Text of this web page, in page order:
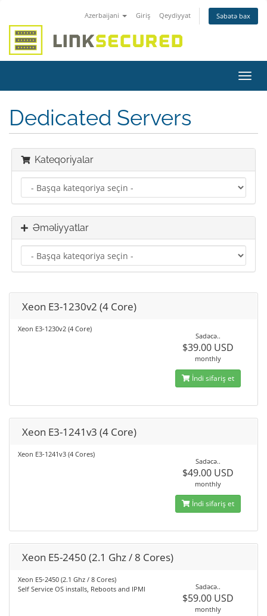
Azerbaijani Giriş Qeydiyyat Səbətə bax
keçid
Dedicated Servers
Kateqoriyalar
Əməliyyatlar
Xeon E3-1230v2 (4 Core)
Xeon E3-1230v2 (4 Core)
Sadəcə..
$39.00 USD
monthly
İndi sifariş et
Xeon E3-1241v3 (4 Core)
Xeon E3-1241v3 (4 Cores)
Sadəcə..
$49.00 USD
monthly
İndi sifariş et
Xeon E5-2450 (2.1 Ghz / 8 Cores)
Xeon E5-2450 (2.1 Ghz / 8 Cores)
Self Service OS installs, Reboots and IPMI
Sadəcə..
$59.00 USD
monthly